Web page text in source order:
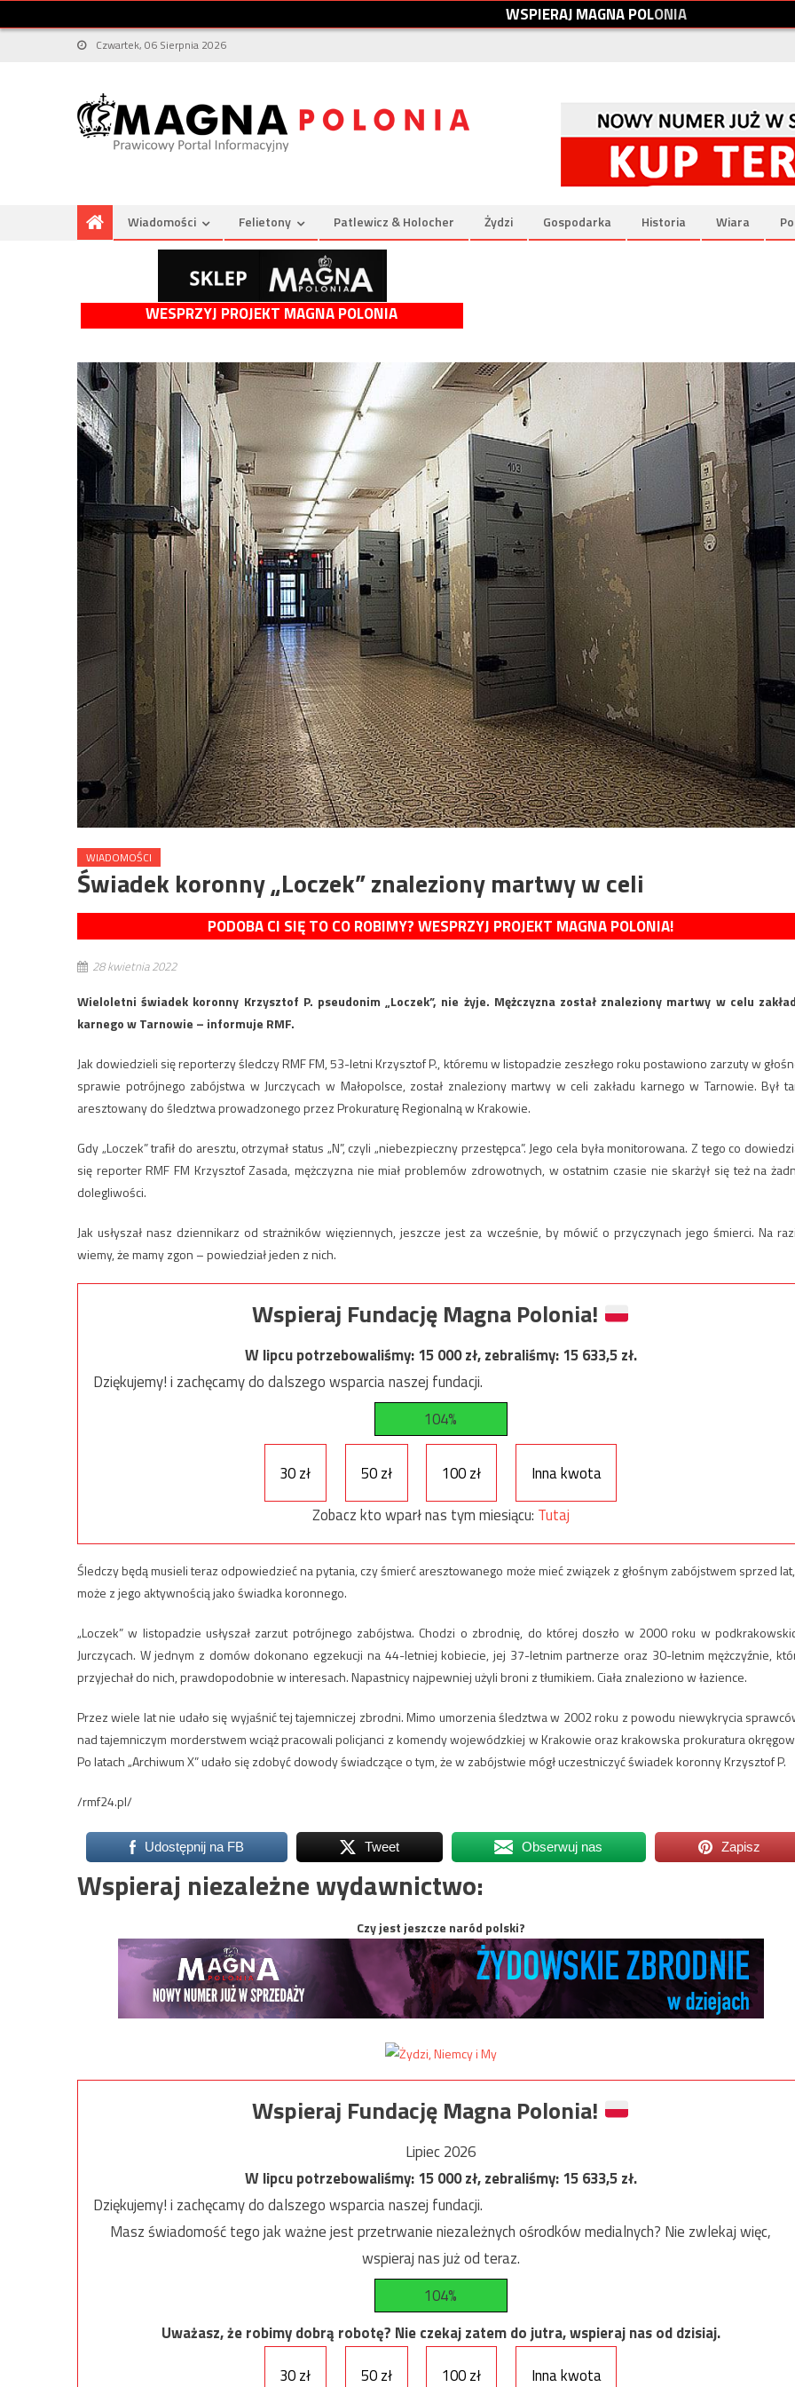
WSPIERAJMAGNAPOLONIA
Czwartek, 06 Sierpnia 2026
Wiadomości Felietony Patlewicz & Holocher Żydzi Gospodarka Historia Wiara
WESPRZYJ PROJEKT MAGNA POLONIA
WIADOMOŚCI
Świadek koronny „Loczek” znaleziony martwy w celi
PODOBA CI SIĘ TO CO ROBIMY? WESPRZYJ PROJEKT MAGNA POLONIA!
28 kwietnia 2022
Wieloletni świadek koronny Krzysztof P. pseudonim „Loczek”, nie żyje. Mężczyzna został znaleziony martwy w celu
karnego w Tarnowie – informuje RMF.
Jak dowiedzieli się reporterzy śledczy RMF FM, 53-letni Krzysztof P., któremu w listopadzie zeszłego roku postawiono zarzuty w
sprawie potrójnego zabójstwa w Jurczycach w Małopolsce, został znaleziony martwy w celi zakładu karnego w Tarnowie. Był
aresztowany do śledztwa prowadzonego przez Prokuraturę Regionalną w Krakowie.
Gdy „Loczek” trafił do aresztu, otrzymał status „N”, czyli „niebezpieczny przestępca”. Jego cela była monitorowana. Z tego co
się reporter RMF FM Krzysztof Zasada, mężczyzna nie miał problemów zdrowotnych, w ostatnim czasie nie skarżył się też na
dolegliwości.
Jak usłyszał nasz dziennikarz od strażników więziennych, jeszcze jest za wcześnie, by mówić o przyczynach jego śmierci. Na
wiemy, że mamy zgon – powiedział jeden z nich.
Wspieraj Fundację Magna Polonia!
W lipcu potrzebowaliśmy:15 000zł, zebraliśmy:15 633,5zł.
Dziękujemy! i zachęcamy do dalszego wsparcia naszej fundacji.
104%
30 zł 50 zł 100 zł
Inna kwota
Zobacz kto wparł nas tym miesiącu: Tutaj
Śledczy będą musieli teraz odpowiedzieć na pytania, czy śmierć aresztowanego może mieć związek z głośnym zabójstwem sprzed
może z jego aktywnością jako świadka koronnego.
„Loczek” w listopadzie usłyszał zarzut potrójnego zabójstwa. Chodzi o zbrodnię, do której doszło w 2000 roku w
Jurczycach. W jednym z domów dokonano egzekucji na 44-letniej kobiecie, jej 37-letnim partnerze oraz 30-letnim mężczyźnie,
przyjechał do nich, prawdopodobnie w interesach. Napastnicy najpewniej użyli broni z tłumikiem. Ciała znaleziono w łazience.
Przez wiele lat nie udało się wyjaśnić tej tajemniczej zbrodni. Mimo umorzenia śledztwa w 2002 roku z powodu niewykrycia
nad tajemniczym morderstwem wciąż pracowali policjanci z komendy wojewódzkiej w Krakowie oraz krakowska prokuratura
Po latach „Archiwum X” udało się zdobyć dowody świadczące o tym, że w zabójstwie mógł uczestniczyć świadek koronny Krzysztof P.
/rmf24.pl/
Udostępnij na FB Tweet Obserwuj nas Zapisz
Wspieraj niezależne wydawnictwo:
Czy jest jeszcze naród polski?
Wspieraj Fundację Magna Polonia!
Lipiec 2026
W lipcu potrzebowaliśmy:15 000zł, zebraliśmy:15 633,5zł.
Dziękujemy! i zachęcamy do dalszego wsparcia naszej fundacji.
Masz świadomość tego jak ważne jest przetrwanie niezależnych ośrodków medialnych? Nie zwlekaj więc,
wspieraj nas już od teraz.
104%
Uważasz, że robimy dobrą robotę? Nie czekaj zatem do jutra, wspieraj nas od dzisiaj.
30 zł
50 zł 100 zł Inna kwota